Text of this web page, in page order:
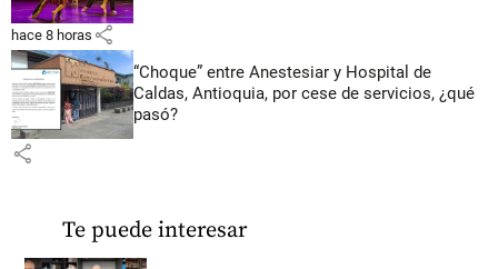
hace 8 horas share
“Choque” entre Anestesiar y Hospital de
Caldas, Antioquia, por cese de servicios, ¿qué
pasó?
share
Te puede interesar